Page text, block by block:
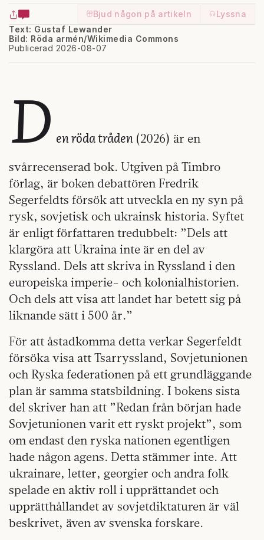
Bjud någon på artikeln
Lyssna
Text: Gustaf Lewander
Publicerad 2026-08-07
Bild: Röda armén/Wikimedia Commons
D en röda tråden (2026) är en
svårrecenserad bok. Utgiven på Timbro
förlag, är boken debattören Fredrik
Segerfeldts försök att utveckla en ny syn på
rysk, sovjetisk och ukrainsk historia. Syftet
är enligt författaren tredubbelt: ”Dels att
klargöra att Ukraina inte är en del av
Ryssland. Dels att skriva in Ryssland i den
europeiska imperie- och kolonialhistorien.
Och dels att visa att landet har betett sig på
liknande sätt i 500 år.”
För att åstadkomma detta verkar Segerfeldt
försöka visa att Tsarryssland, Sovjetunionen
och Ryska federationen på ett grundläggande
plan är samma statsbildning. I bokens sista
del skriver han att ”Redan från början hade
Sovjetunionen varit ett ryskt projekt”, som
om endast den ryska nationen egentligen
hade någon agens. Detta stämmer inte. Att
ukrainare, letter, georgier och andra folk
spelade en aktiv roll i upprättandet och
upprätthållandet av sovjetdiktaturen är väl
beskrivet, även av svenska forskare.